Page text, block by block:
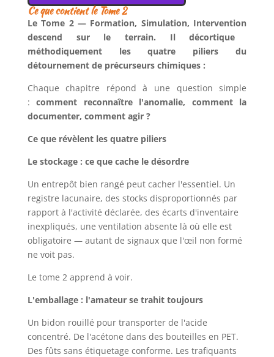
Ce que contient le Tome 2
LeTome 2 — Formation, Simulation, Intervention
descend sur le terrain. Il décortique
méthodiquement les quatre piliers du
détournement de précurseurs chimiques :
Chaque chapitre répond à une question simple
:comment reconnaître l'anomalie, comment la
documenter, comment agir ?
Ce que révèlent les quatre piliers
Le stockage : ce que cache le désordre
Un entrepôt bien rangé peut cacher l'essentiel. Un
registre lacunaire, des stocks disproportionnés par
rapport à l'activité déclarée, des écarts d'inventaire
inexpliqués, une ventilation absente là où elle est
obligatoire — autant de signaux que l'œil non formé
ne voit pas.
Le tome 2 apprend à voir.
L'emballage : l'amateur se trahit toujours
Un bidon rouillé pour transporter de l'acide
concentré. De l'acétone dans des bouteilles en PET.
Des fûts sans étiquetage conforme. Les trafiquants